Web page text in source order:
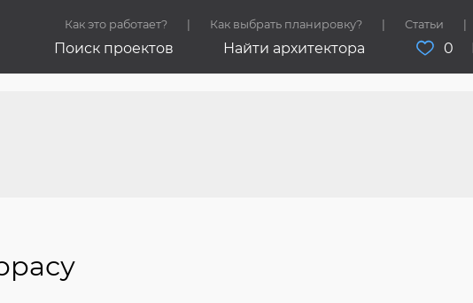
Как это работает? Как выбрать планировку? Статьи
Поиск проектов Найти архитектора 0